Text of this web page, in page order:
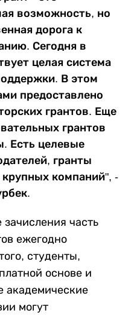
возможность, но
дорога к
Сегодня в
целая система
В этом
предоставлено
грантов. Еще
грантов
Есть целевые
гранты
компаний", -
часть
ежегодно
студенты,
основе и
академические
могут